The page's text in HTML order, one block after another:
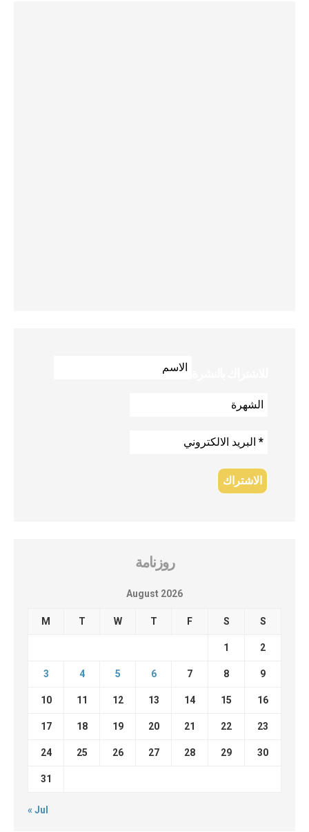
روزنامة
August 2026
M T W T F S S
1 2
3 4 5 6 7 8 9
10 11 12 13 14 15 16
17 18 19 20 21 22 23
24 25 26 27 28 29 30
31
« Jul